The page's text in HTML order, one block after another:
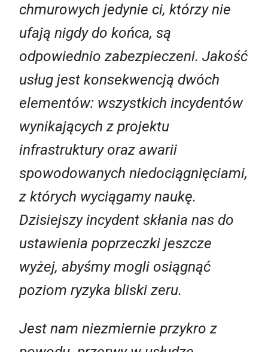
chmurowych jedynie ci, którzy nie
ufają nigdy do końca, są
odpowiednio zabezpieczeni. Jakość
usług jest konsekwencją dwóch
elementów: wszystkich incydentów
wynikających z projektu
infrastruktury oraz awarii
spowodowanych niedociągnięciami,
z których wyciągamy naukę.
Dzisiejszy incydent skłania nas do
ustawienia poprzeczki jeszcze
wyżej, abyśmy mogli osiągnąć
poziom ryzyka bliski zeru.
Jest nam niezmiernie przykro z